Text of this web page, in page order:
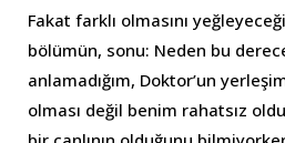
Fakat farklı olmasını
bölümün, sonu: Neden bu
anlamadığım, Doktor’un
olması değil benim rahatsız